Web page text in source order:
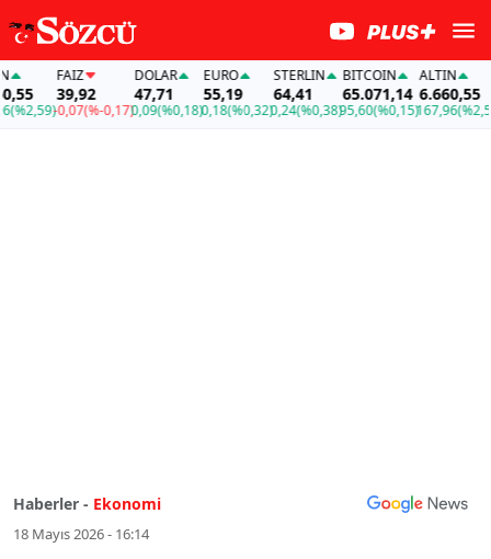
FAİZ
39,92
-0,07(%-0,17)
DOLAR
47,71
0,09(%0,18)
EURO
55,19
0,18(%0,32)
STERLIN
64,41
0,24(%0,38)
BITCOIN
65.071,14
95,60(%0,15)
ALTIN
6.660,55
167,96(%2,59)-
Haberler - Ekonomi
18 Mayıs 2026 - 16:14